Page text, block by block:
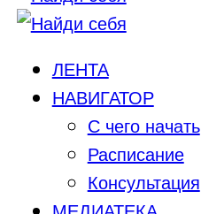
ЛЕНТА
НАВИГАТОР
С чего начать
Расписание
Консультация